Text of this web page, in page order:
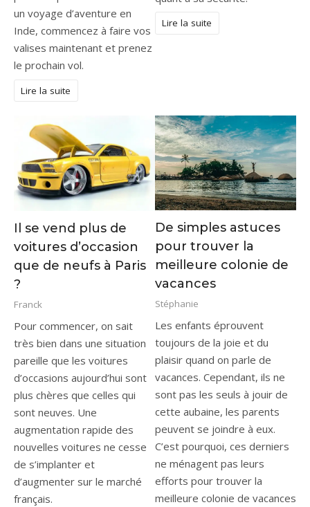
un voyage d’aventure en
Inde, commencez à faire vos
valises maintenant et prenez
le prochain vol.
Lire la suite
Lire la suite
Il se vend plus de
voitures d’occasion
que de neufs à Paris
?
Franck
Pour commencer, on sait
très bien dans une situation
pareille que les voitures
d’occasions aujourd’hui sont
plus chères que celles qui
sont neuves. Une
augmentation rapide des
nouvelles voitures ne cesse
de s’implanter et
d’augmenter sur le marché
français.
De simples astuces
pour trouver la
meilleure colonie de
vacances
Stéphanie
Les enfants éprouvent
toujours de la joie et du
plaisir quand on parle de
vacances. Cependant, ils ne
sont pas les seuls à jouir de
cette aubaine, les parents
peuvent se joindre à eux.
C’est pourquoi, ces derniers
ne ménagent pas leurs
efforts pour trouver la
meilleure colonie de vacances